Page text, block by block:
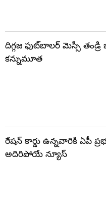
దిగ్గజ ఫుట్‌బాలర్ మెస్సీ తండ్రి
కన్నుమూత
రేషన్ కార్డు ఉన్నవారికి ఏపీ
అదిరిపోయే న్యూస్